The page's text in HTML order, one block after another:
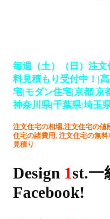
毎週（土）（日）注文
料見積もり受付中！ |
宅|モダン住宅|京都|京
神奈川県|千葉県|埼玉
注文住宅の相場,注文住宅の値
住宅の諸費用, 注文住宅の無
見積り
Design 1st.一
Facebook!